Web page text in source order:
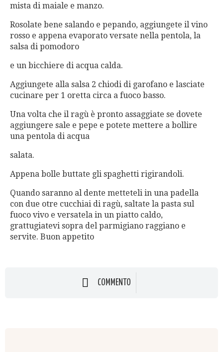
mista di maiale e manzo.
Rosolate bene salando e pepando, aggiungete il vino
rosso e appena evaporato versate nella pentola, la
salsa di pomodoro
e un bicchiere di acqua calda.
Aggiungete alla salsa 2 chiodi di garofano e lasciate
cucinare per 1 oretta circa a fuoco basso.
Una volta che il ragù è pronto assaggiate se dovete
aggiungere sale e pepe e potete mettere a bollire
una pentola di acqua
salata.
Appena bolle buttate gli spaghetti rigirandoli.
Quando saranno al dente metteteli in una padella
con due otre cucchiai di ragù, saltate la pasta sul
fuoco vivo e versatela in un piatto caldo,
grattugiatevi sopra del parmigiano raggiano e
servite. Buon appetito
COMMENTO